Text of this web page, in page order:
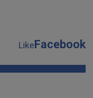
LikeFacebook